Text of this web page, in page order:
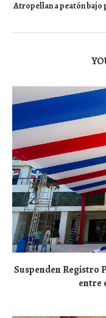
Atropellan a peatón bajo
Suspenden Registro
entre